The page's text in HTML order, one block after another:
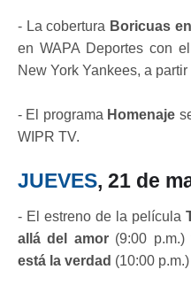
- La cobertura Boricuas
en WAPA Deportes con
New York Yankees, a
- El programa Homenaje
WIPR TV.
JUEVES, 21 de
- El estreno de la película
allá del amor(9:00 p.m.)
está la verdad (10:00